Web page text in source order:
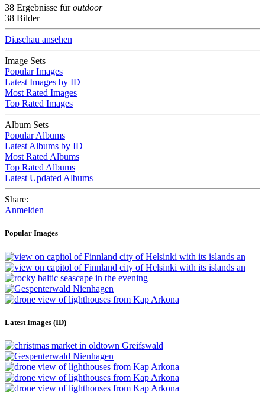
38 Ergebnisse füroutdoor
38 Bilder
Diaschau ansehen
Image Sets
Popular Images
Latest Images by ID
Most Rated Images
Top Rated Images
Album Sets
Popular Albums
Latest Albums by ID
Most Rated Albums
Top Rated Albums
Latest Updated Albums
Share:
Anmelden
Popular Images
Latest Images (ID)